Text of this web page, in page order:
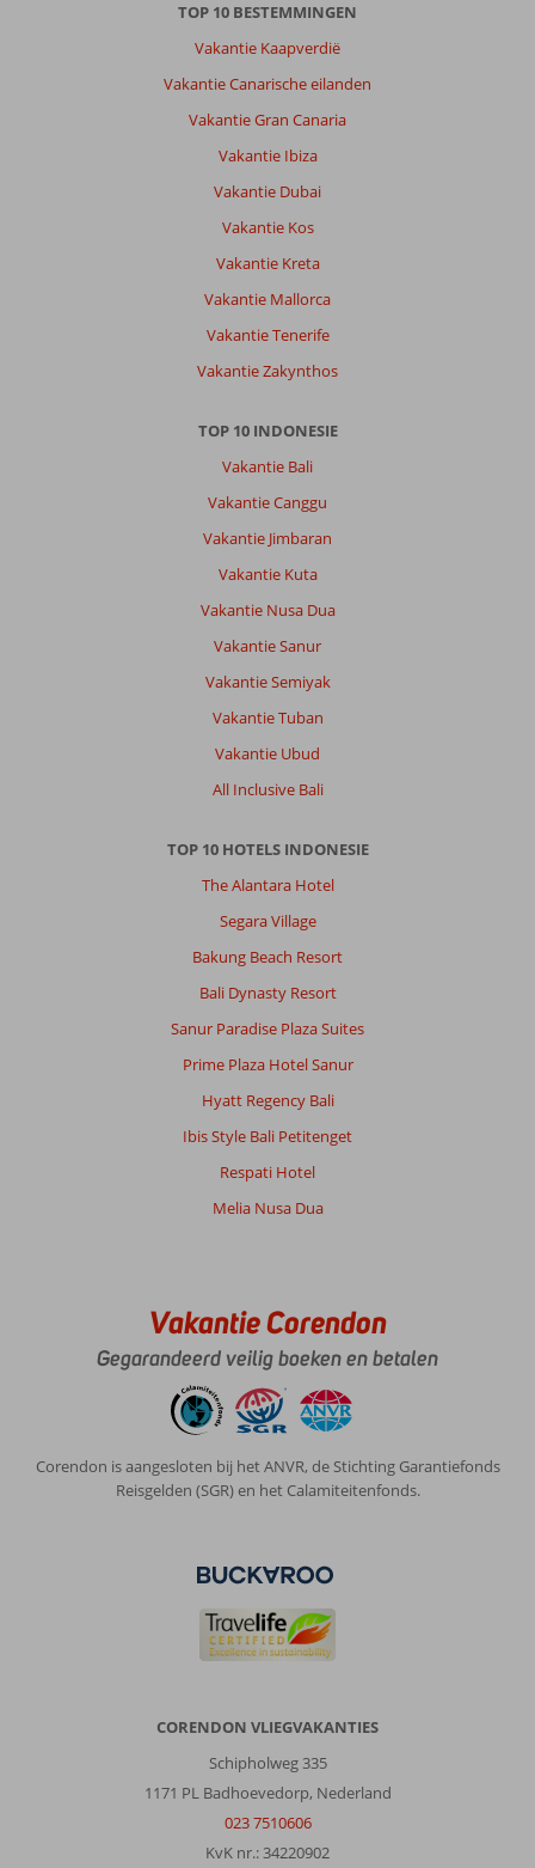
TOP 10 BESTEMMINGEN
Vakantie Kaapverdië
Vakantie Canarische eilanden
Vakantie Gran Canaria
Vakantie Ibiza
Vakantie Dubai
Vakantie Kos
Vakantie Kreta
Vakantie Mallorca
Vakantie Tenerife
Vakantie Zakynthos
TOP 10 INDONESIE
Vakantie Bali
Vakantie Canggu
Vakantie Jimbaran
Vakantie Kuta
Vakantie Nusa Dua
Vakantie Sanur
Vakantie Semiyak
Vakantie Tuban
Vakantie Ubud
All Inclusive Bali
TOP 10 HOTELS INDONESIE
The Alantara Hotel
Segara Village
Bakung Beach Resort
Bali Dynasty Resort
Sanur Paradise Plaza Suites
Prime Plaza Hotel Sanur
Hyatt Regency Bali
Ibis Style Bali Petitenget
Respati Hotel
Melia Nusa Dua
Vakantie Corendon
Gegarandeerd veilig boeken en betalen
Corendon is aangesloten bij het ANVR, de Stichting Garantiefonds
Reisgelden (SGR) en het Calamiteitenfonds.
CORENDON VLIEGVAKANTIES
Schipholweg 335
1171 PL Badhoevedorp, Nederland
023 7510606
KvK nr.: 34220902